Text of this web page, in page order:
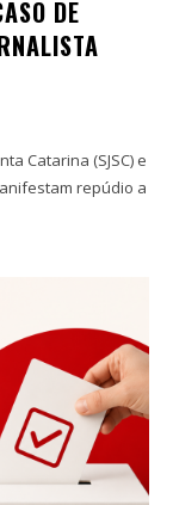
DE
Catarina (SJSC) e
repúdio a